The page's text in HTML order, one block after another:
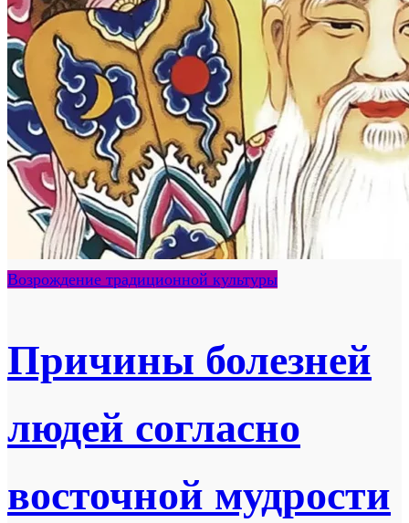
Возрождение традиционной культуры
Причины болезней
людей согласно
восточной мудрости